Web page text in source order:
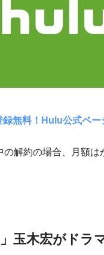
録無料！Hulu公式ペー
の解約の場合、月額は
」玉木宏がドラ